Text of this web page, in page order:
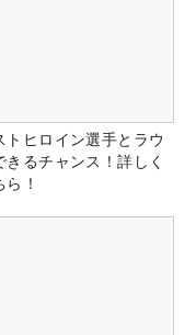
トヒロイン選手とラウ
きるチャンス！詳しく
！